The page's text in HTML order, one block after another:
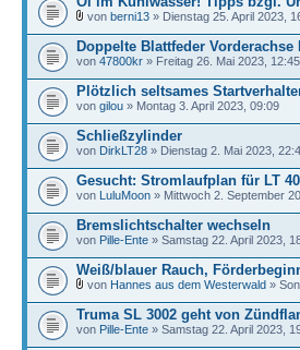
von berni13 » Dienstag 25. April 2023,
Doppelte Blattfeder Vorderachse
von 47800kr » Freitag 26. Mai 2023, 12:45
Plötzlich seltsames
von gilou » Montag 3. April 2023, 09:09
Schließzylinder
von DirkLT28 » Dienstag 2. Mai 2023,
Gesucht: Stromlaufplan für LT
von LuluMoon » Mittwoch 2. September
Bremslichtschalter wechseln
von Pille-Ente » Samstag 22. April 2023,
Weiß/blauer Rauch,
von Hannes aus dem Westerwald »
Truma SL 3002 geht von
von Pille-Ente » Samstag 22. April 2023,